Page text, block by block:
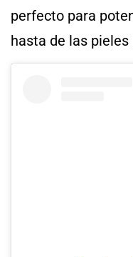
perfecto para
hasta de las